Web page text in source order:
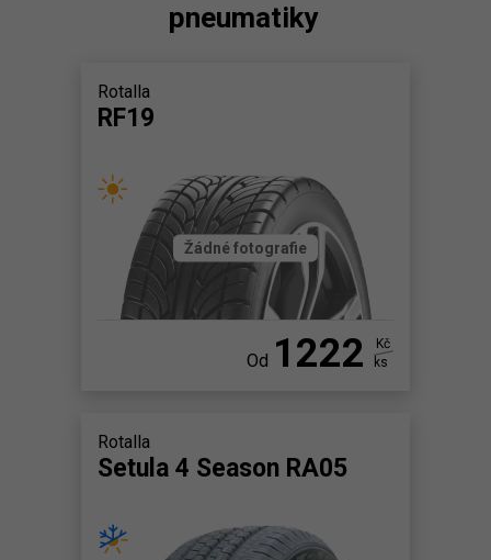
pneumatiky
Rotalla
RF19
Žádné fotografie
Od 1222
Kč
ks
Rotalla
Setula 4 Season RA05